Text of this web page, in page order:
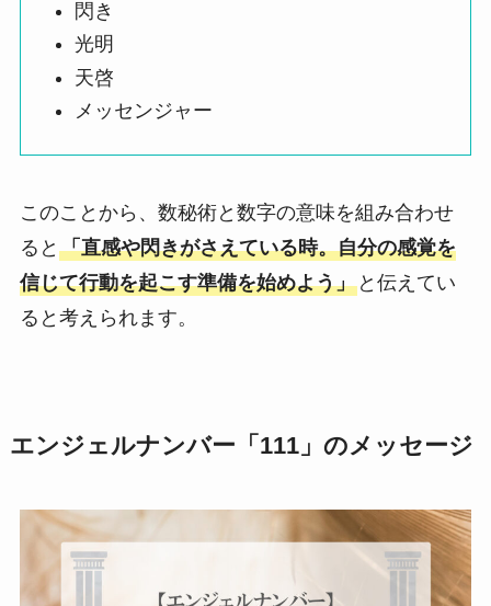
閃き
光明
天啓
メッセンジャー
このことから、数秘術と数字の意味を組み合わせ
ると 「直感や閃きがさえている時。自分の感覚を
信じて行動を起こす準備を始めよう」と伝えてい
ると考えられます。
エンジェルナンバー「111」のメッセージ